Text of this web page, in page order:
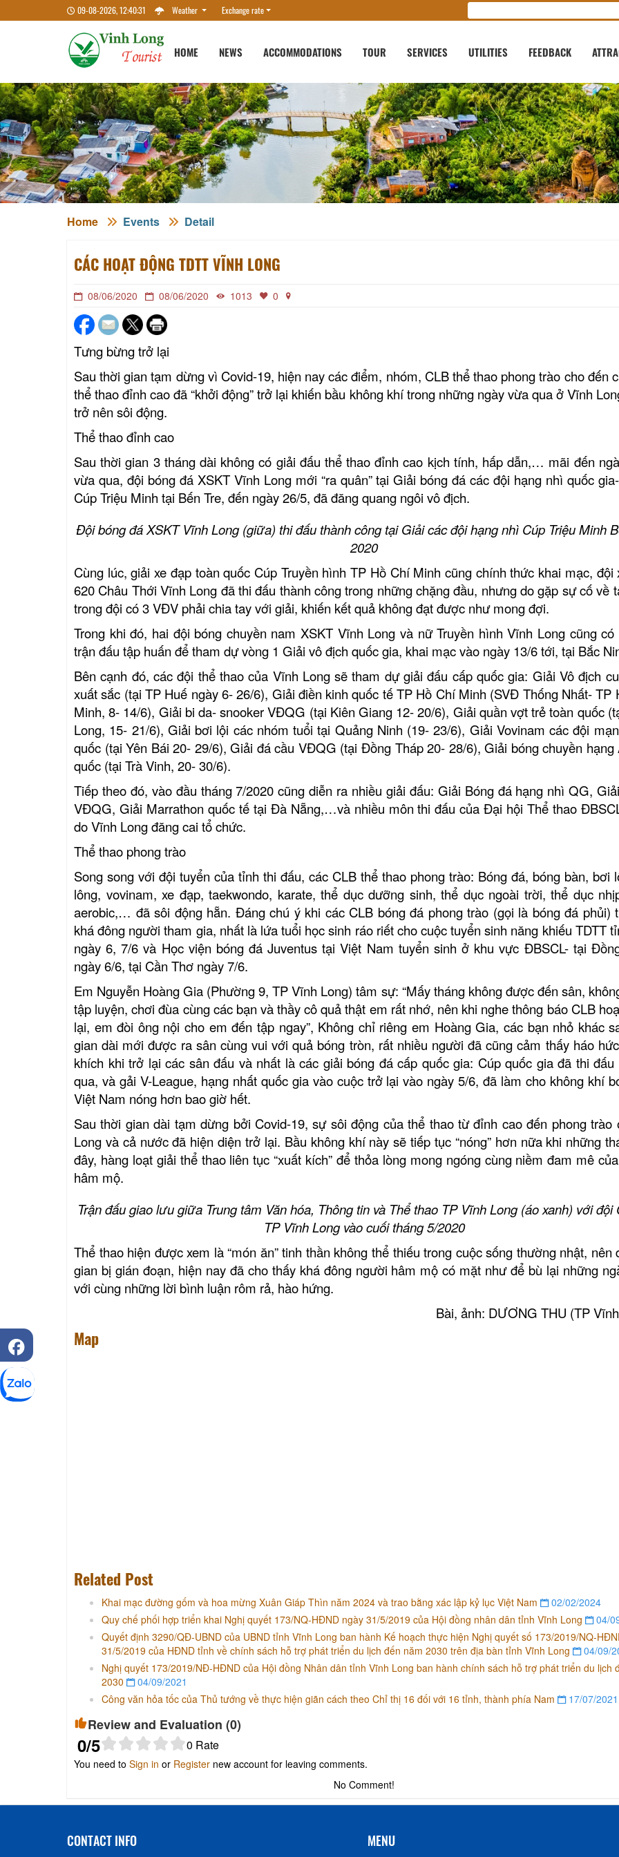
09-08-2026, 12:40:31 Weather Exchange rate
HOME NEWS ACCOMMODATIONS TOUR SERVICES UTILITIES FEEDBACK
Home Events Detail
CÁC HOẠT ĐỘNG TDTT VĨNH LONG
08/06/2020 08/06/2020 1013 0
Tưng bừng trở lại
Sau thời gian tạm dừng vì Covid-19, hiện nay các điểm, nhóm, CLB thể thao phong trào cho đến
thể thao đỉnh cao đã “khởi động” trở lại khiến bầu không khí trong những ngày vừa qua ở Vĩnh
trở nên sôi động.
Thể thao đỉnh cao
Sau thời gian 3 tháng dài không có giải đấu thể thao đỉnh cao kịch tính, hấp dẫn,… mãi đến
vừa qua, đội bóng đá XSKT Vĩnh Long mới “ra quân” tại Giải bóng đá các đội hạng nhì quốc
Cúp Triệu Minh tại Bến Tre, đến ngày 26/5, đã đăng quang ngôi vô địch.
Đội bóng đá XSKT Vĩnh Long (giữa) thi đấu thành công tại Giải các đội hạng nhì Cúp Triệu Minh
2020
Cùng lúc, giải xe đạp toàn quốc Cúp Truyền hình TP Hồ Chí Minh cũng chính thức khai mạc, đội
620 Châu Thới Vĩnh Long đã thi đấu thành công trong những chặng đầu, nhưng do gặp sự cố về
trong đội có 3 VĐV phải chia tay với giải, khiến kết quả không đạt được như mong đợi.
Trong khi đó, hai đội bóng chuyền nam XSKT Vĩnh Long và nữ Truyền hình Vĩnh Long cũng có
trận đấu tập huấn để tham dự vòng 1 Giải vô địch quốc gia, khai mạc vào ngày 13/6 tới, tại Bắc
Bên cạnh đó, các đội thể thao của Vĩnh Long sẽ tham dự giải đấu cấp quốc gia: Giải Vô địch
xuất sắc (tại TP Huế ngày 6- 26/6), Giải điền kinh quốc tế TP Hồ Chí Minh (SVĐ Thống Nhất- TP
Minh, 8- 14/6), Giải bi da- snooker VĐQG (tại Kiên Giang 12- 20/6), Giải quần vợt trẻ toàn quốc
Long, 15- 21/6), Giải bơi lội các nhóm tuổi tại Quảng Ninh (19- 23/6), Giải Vovinam các đội
quốc (tại Yên Bái 20- 29/6), Giải đá cầu VĐQG (tại Đồng Tháp 20- 28/6), Giải bóng chuyền hạng
quốc (tại Trà Vinh, 20- 30/6).
Tiếp theo đó, vào đầu tháng 7/2020 cũng diễn ra nhiều giải đấu: Giải Bóng đá hạng nhì QG,
VĐQG, Giải Marrathon quốc tế tại Đà Nẵng,…và nhiều môn thi đấu của Đại hội Thể thao
do Vĩnh Long đăng cai tổ chức.
Thể thao phong trào
Song song với đội tuyển của tỉnh thi đấu, các CLB thể thao phong trào: Bóng đá, bóng bàn, bơi
lông, vovinam, xe đạp, taekwondo, karate, thể dục dưỡng sinh, thể dục ngoài trời, thể dục
aerobic,… đã sôi động hẵn. Đáng chú ý khi các CLB bóng đá phong trào (gọi là bóng đá phủi)
khá đông người tham gia, nhất là lứa tuổi học sinh ráo riết cho cuộc tuyển sinh năng khiếu TDTT
ngày 6, 7/6 và Học viện bóng đá Juventus tại Việt Nam tuyển sinh ở khu vực ĐBSCL- tại
ngày 6/6, tại Cần Thơ ngày 7/6.
Em Nguyễn Hoàng Gia (Phường 9, TP Vĩnh Long) tâm sự: “Mấy tháng không được đến sân,
tập luyện, chơi đùa cùng các bạn và thầy cô quả thật em rất nhớ, nên khi nghe thông báo CLB
lại, em đòi ông nội cho em đến tập ngay”, Không chỉ riêng em Hoàng Gia, các bạn nhỏ khác
gian dài mới được ra sân cùng vui với quả bóng tròn, rất nhiều người đã cũng cảm thấy háo
khích khi trở lại các sân đấu và nhất là các giải bóng đá cấp quốc gia: Cúp quốc gia đã thi đấu
qua, và gải V-League, hạng nhất quốc gia vào cuộc trở lại vào ngày 5/6, đã làm cho không khí
Việt Nam nóng hơn bao giờ hết.
Sau thời gian dài tạm dừng bởi Covid-19, sự sôi động của thể thao từ đỉnh cao đến phong trào
Long và cả nước đã hiện diện trở lại. Bầu không khí này sẽ tiếp tục “nóng” hơn nữa khi những
đây, hàng loạt giải thể thao liên tục “xuất kích” để thỏa lòng mong ngóng cùng niềm đam mê
hâm mộ.
Trận đấu giao lưu giữa Trung tâm Văn hóa, Thông tin và Thể thao TP Vĩnh Long (áo xanh) với đội
TP Vĩnh Long vào cuối tháng 5/2020
Thể thao hiện được xem là “món ăn” tinh thần không thể thiếu trong cuộc sống thường nhật, nên
gian bị gián đoạn, hiện nay đã cho thấy khá đông người hâm mộ có mặt như để bù lại những
với cùng những lời bình luận rôm rả, hào hứng.
Bài, ảnh: DƯƠNG THU (TP
Map
Related Post
Khai mạc đường gốm và hoa mừng Xuân Giáp Thìn năm 2024 và trao bằng xác lập kỷ lục Việt Nam
02/02/2024
Quy chế phối hợp triển khai Nghị quyết 173/NQ-HĐND ngày 31/5/2019 của Hội đồng nhân dân tỉnh Vĩnh Long
04/
Quyết định 3290/QĐ-UBND của UBND tỉnh Vĩnh Long ban hành Kế hoạch thực hiện Nghị quyết số 173/2019/NQ-
31/5/2019 của HĐND tỉnh về chính sách hỗ trợ phát triển du lịch đến năm 2030 trên địa bàn tỉnh Vĩnh Long
04/09/
Nghị quyết 173/2019/NĐ-HĐND của Hội đồng Nhân dân tỉnh Vĩnh Long ban hành chính sách hỗ trợ phát triển du lịch
2030
04/09/2021
Công văn hỏa tốc của Thủ tướng về thực hiện giãn cách theo Chỉ thị 16 đối với 16 tỉnh, thành phía Nam
17/07/2021
Review and Evaluation (0)
0/5 0 Rate
You need to Sign in or Register new account for leaving comments.
No Comment!
CONTACT INFO MENU